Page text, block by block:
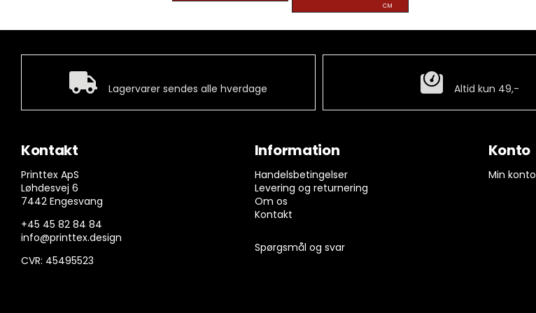
CM
Lagervarer sendes alle hverdage Altid kun 49,-
Kontakt
Printtex ApS
Løhdesvej 6
7442 Engesvang
+45 45 82 84 84
info@printtex.design
CVR: 45495523
Information
Handelsbetingelser
Levering og returnering
Om os
Kontakt
Spørgsmål og svar
Konto
Min konto